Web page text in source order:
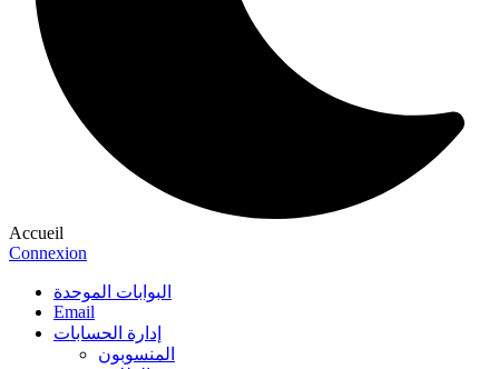
Accueil
Connexion
البوابات الموحدة
Email
إدارة الحسابات
المنسوبون